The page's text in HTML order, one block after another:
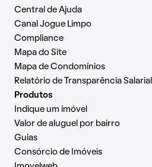
Central de Ajuda
Canal Jogue Limpo
Compliance
Mapa do Site
Mapa de Condomínios
Relatório de Transparência Salarial
Produtos
Indique um imóvel
Valor de aluguel por bairro
Guias
Consórcio de Imóveis